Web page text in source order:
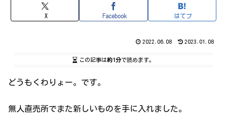
X Facebook はてブ
2022.06.08 2023.01.08
この記事は約1分で読めます。
どうもくわりょー。です。
無人直売所でまた新しいものを手に入れました。